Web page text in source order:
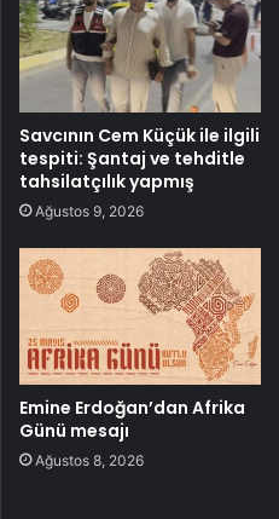
Savcının Cem Küçük ile ilgili
tespiti: Şantaj ve tehditle
tahsilatçılık yapmış
Ağustos 9, 2026
Emine Erdoğan’dan Afrika
Günü mesajı
Ağustos 8, 2026